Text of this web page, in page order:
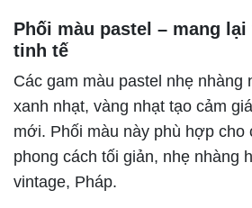
Phối màu pastel – mang lại
tinh tế
Các gam màu pastel nhẹ nhàng
xanh nhạt, vàng nhạt tạo cảm
mới. Phối màu này phù hợp cho
phong cách tối giản, nhẹ nhàng
vintage, Pháp.